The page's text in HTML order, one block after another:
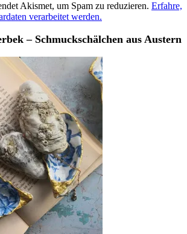
Akismet, um Spam zu reduzieren. Erfahre,
verarbeitet werden.
– Schmuckschälchen aus Austern